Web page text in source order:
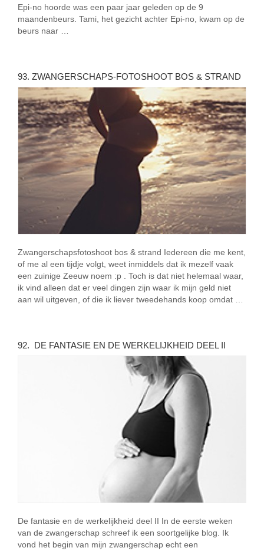
Epi-no hoorde was een paar jaar geleden op de 9
maandenbeurs. Tami, het gezicht achter Epi-no, kwam op de
beurs naar …
93. ZWANGERSCHAPS-FOTOSHOOT BOS & STRAND
Zwangerschapsfotoshoot bos & strand Iedereen die me kent,
of me al een tijdje volgt, weet inmiddels dat ik mezelf vaak
een zuinige Zeeuw noem :p . Toch is dat niet helemaal waar,
ik vind alleen dat er veel dingen zijn waar ik mijn geld niet
aan wil uitgeven, of die ik liever tweedehands koop omdat …
92. DE FANTASIE EN DE WERKELIJKHEID DEEL II
De fantasie en de werkelijkheid deel II In de eerste weken
van de zwangerschap schreef ik een soortgelijke blog. Ik
vond het begin van mijn zwangerschap echt een